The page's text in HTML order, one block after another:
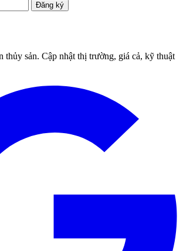
Đăng ký
thủy sản. Cập nhật thị trường, giá cả, kỹ thuật